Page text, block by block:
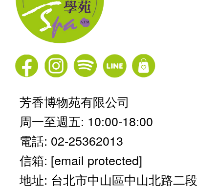
芳香博物苑有限公司
周一至週五: 10:00-18:00
電話: 02-25362013
信箱: [email protected]
地址: 台北市中山區中山北路二段